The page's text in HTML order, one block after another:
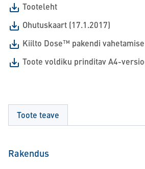
Tooteleht
Ohutuskaart (17.1.2017)
Kiilto Dose™ pakendi
Toote voldiku prinditav A4-
Toote teave
Rakendus